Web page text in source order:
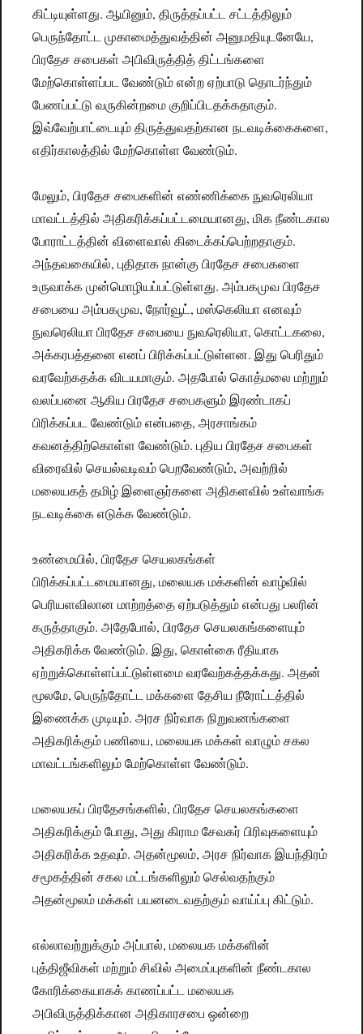
கிட்டியுள்ளது. ஆயினும், திருத்தப்பட்ட சட்டத்திலும்
பெருந்தோட்ட முகாமைத்துவத்தின் அனுமதியுடனேயே,
பிரதேச சபைகள் அபிவிருத்தித் திட்டங்களை
மேற்கொள்ளப்பட வேண்டும் என்ற ஏற்பாடு தொடர்ந்தும்
பேணப்பட்டு வருகின்றமை குறிப்பிடதக்கதாகும்.
இவ்வேற்பாட்டையும் திருத்துவதற்கான நடவடிக்கைகளை,
எதிர்காலத்தில் மேற்கொள்ள வேண்டும்.
மேலும், பிரதேச சபைகளின் எண்ணிக்கை நுவரெலியா
மாவட்டத்தில் அதிகரிக்கப்பட்டமையானது, மிக நீண்டகால
போராட்டத்தின் விளைவால் கிடைக்கப்பெற்றதாகும்.
அந்தவகையில், புதிதாக நான்கு பிரதேச சபைகளை
உருவாக்க முன்மொழியப்பட்டுள்ளது. அம்பகமுவ பிரதேச
சபையை அம்பகமுவ, நோர்வூட், மஸ்கெலியா எனவும்
நுவரெலியா பிரதேச சபையை நுவரெலியா, கொட்டகலை,
அக்கரபத்தனை எனப் பிரிக்கப்பட்டுள்ளன. இது பெரிதும்
வரவேற்கதக்க விடயமாகும். அதபோல் கொத்மலை மற்றும்
வலப்பனை ஆகிய பிரதேச சபைகளும் இரண்டாகப்
பிரிக்கப்பட வேண்டும் என்பதை, அரசாங்கம்
கவனத்திற்கொள்ள வேண்டும். புதிய பிரதேச சபைகள்
விரைவில் செயல்வடிவம் பெறவேண்டும், அவற்றில்
மலையகத் தமிழ் இளைஞர்களை அதிகளவில் உள்வாங்க
நடவடிக்கை எடுக்க வேண்டும்.
உண்மையில், பிரதேச செயலகங்கள்
பிரிக்கப்பட்டமையானது, மலையக மக்களின் வாழ்வில்
பெரியளவிலான மாற்றத்தை ஏற்படுத்தும் என்பது பலரின்
கருத்தாகும். அதேபோல், பிரதேச செயலகங்களையும்
அதிகரிக்க வேண்டும். இது, கொள்கை ரீதியாக
ஏற்றுக்கொள்ளப்பட்டுள்ளமை வரவேற்கத்தக்கது. அதன்
மூலமே, பெருந்தோட்ட மக்களை தேசிய நீரோட்டத்தில்
இணைக்க முடியும். அரச நிர்வாக நிறுவனங்களை
அதிகரிக்கும் பணியை, மலையக மக்கள் வாழும் சகல
மாவட்டங்களிலும் மேற்கொள்ள வேண்டும்.
மலையகப் பிரதேசங்களில், பிரதேச செயலகங்களை
அதிகரிக்கும் போது, அது கிராம சேவகர் பிரிவுகளையும்
அதிகரிக்க உதவும். அதன்மூலம், அரச நிர்வாக இயந்திரம்
சமூகத்தின் சகல மட்டங்களிலும் செல்வதற்கும்
அதன்மூலம் மக்கள் பயனடைவதற்கும் வாய்ப்பு கிட்டும்.
எல்லாவற்றுக்கும் அப்பால், மலையக மக்களின்
புத்திஜீவிகள் மற்றும் சிவில் அமைப்புகளின் நீண்டகால
கோரிக்கையாகக் காணப்பட்ட மலையக
அபிவிருத்திக்கான அதிகாரசபை ஒன்றை